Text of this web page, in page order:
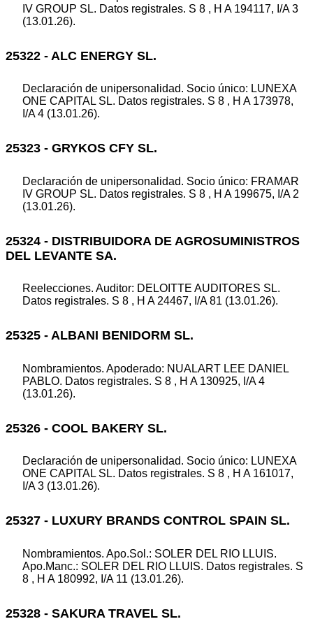
IV GROUP SL. Datos registrales. S 8 , H A 194117, I/A 3
(13.01.26).
25322 - ALC ENERGY SL.
Declaración de unipersonalidad. Socio único: LUNEXA
ONE CAPITAL SL. Datos registrales. S 8 , H A 173978,
I/A 4 (13.01.26).
25323 - GRYKOS CFY SL.
Declaración de unipersonalidad. Socio único: FRAMAR
IV GROUP SL. Datos registrales. S 8 , H A 199675, I/A 2
(13.01.26).
25324 - DISTRIBUIDORA DE AGROSUMINISTROS
DEL LEVANTE SA.
Reelecciones. Auditor: DELOITTE AUDITORES SL.
Datos registrales. S 8 , H A 24467, I/A 81 (13.01.26).
25325 - ALBANI BENIDORM SL.
Nombramientos. Apoderado: NUALART LEE DANIEL
PABLO. Datos registrales. S 8 , H A 130925, I/A 4
(13.01.26).
25326 - COOL BAKERY SL.
Declaración de unipersonalidad. Socio único: LUNEXA
ONE CAPITAL SL. Datos registrales. S 8 , H A 161017,
I/A 3 (13.01.26).
25327 - LUXURY BRANDS CONTROL SPAIN SL.
Nombramientos. Apo.Sol.: SOLER DEL RIO LLUIS.
Apo.Manc.: SOLER DEL RIO LLUIS. Datos registrales. S
8 , H A 180992, I/A 11 (13.01.26).
25328 - SAKURA TRAVEL SL.